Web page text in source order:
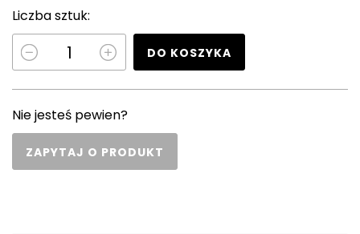
Liczba sztuk:
DO KOSZYKA
Nie jesteś pewien?
ZAPYTAJ O PRODUKT